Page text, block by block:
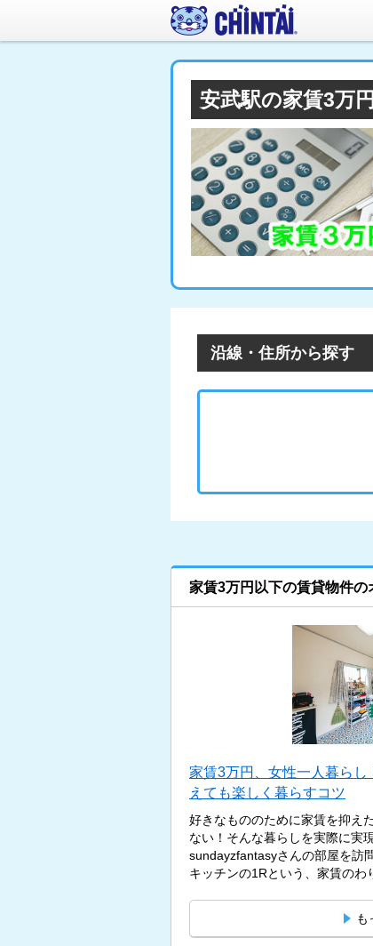
安武駅の家賃3万
沿線・住所から探す
家賃3万円以下の賃貸物件の
家賃3万円、女性一人暮ら
えても楽しく暮らすコツ
好きなもののために家賃を抑え
ない！そんな暮らしを実際に実
sundayzfantasyさんの部屋を訪
キッチンの1Rという、家賃のわ
も